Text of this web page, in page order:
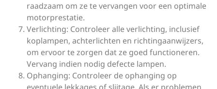
raadzaam om ze te vervangen voor een optimale
motorprestatie.
Verlichting: Controleer alle verlichting, inclusief
koplampen, achterlichten en richtingaanwijzers,
om ervoor te zorgen dat ze goed functioneren.
Vervang indien nodig defecte lampen.
Ophanging: Controleer de ophanging op